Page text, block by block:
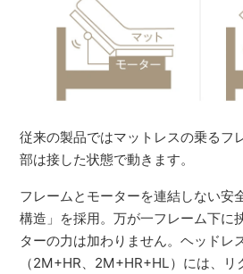
従来の製品ではマットレスの乗るフ
部は接した状態で動きます。
フレームとモーターを連結しない安
構造」を採用。万が一フレーム下に
ターの力は加わりません。ヘッドレ
（2M+HR、2M+HR+HL）には、リ